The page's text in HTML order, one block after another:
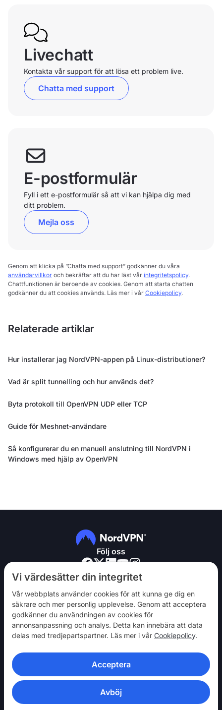
Vi värdesätter din integritet
Vår webbplats använder cookies för att kunna ge dig en
säkrare och mer personlig upplevelse. Genom att acceptera
godkänner du användningen av cookies för
annonsanpassning och analys. Detta kan innebära att data
delas med tredjepartspartner. Läs mer i vår Cookiepolicy.
Acceptera
Avböj
Livechatt
Kontakta vår support för att lösa ett problem live.
Chatta med support
E-postformulär
Fyll i ett e-postformulär så att vi kan hjälpa dig med
ditt problem.
Mejla oss
Genom att klicka på ”Chatta med support” godkänner du våra
användarvillkor och bekräftar att du har läst vår integritetspolicy.
Chattfunktionen är beroende av cookies. Genom att starta chatten
godkänner du att cookies används. Läs mer i vår Cookiepolicy.
Relaterade artiklar
Hur installerar jag NordVPN-appen på Linux-distributioner?
Vad är split tunnelling och hur används det?
Byta protokoll till OpenVPN UDP eller TCP
Guide för Meshnet-användare
Så konfigurerar du en manuell anslutning till NordVPN i
Windows med hjälp av OpenVPN
Följ oss
NordVPN
Engagera dig
Hjälp
Upptäck
VPN-APPAR